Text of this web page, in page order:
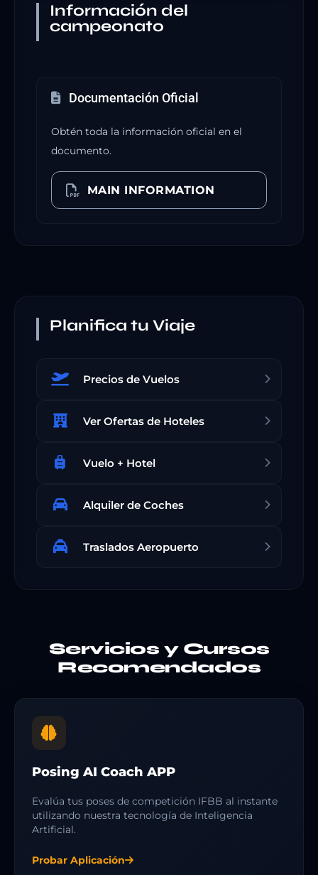
Información del
campeonato
Documentación Oficial
Obtén toda la información oficial en el
documento.
MAIN INFORMATION
Planifica tu Viaje
Precios de Vuelos
Ver Ofertas de Hoteles
Vuelo + Hotel
Alquiler de Coches
Traslados Aeropuerto
Servicios y Cursos
Recomendados
Posing AI Coach APP
Evalúa tus poses de competición IFBB al instante
utilizando nuestra tecnología de Inteligencia
Artificial.
Probar Aplicación